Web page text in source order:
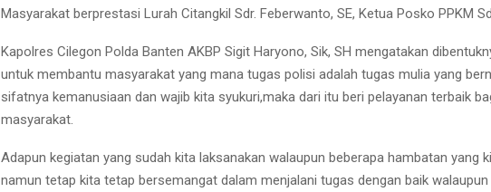
Masyarakat berprestasi Lurah Citangkil Sdr. Feberwanto, SE, Ketua Posko PPKM
Kapolres Cilegon Polda Banten AKBP Sigit Haryono, Sik, SH mengatakan
untuk membantu masyarakat yang mana tugas polisi adalah tugas mulia yang
sifatnya kemanusiaan dan wajib kita syukuri,maka dari itu beri pelayanan terbaik
masyarakat.
Adapun kegiatan yang sudah kita laksanakan walaupun beberapa hambatan yang
namun tetap kita tetap bersemangat dalam menjalani tugas dengan baik